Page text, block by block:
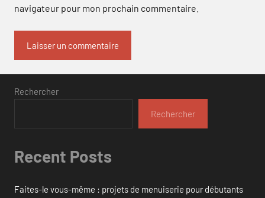
navigateur pour mon prochain commentaire.
Rechercher
Rechercher
Recent Posts
Faites-le vous-même : projets de menuiserie pour débutants